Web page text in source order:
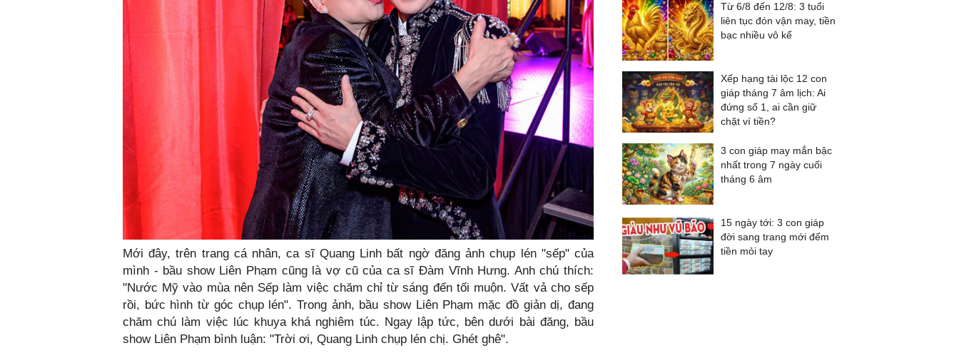
Mới đây, trên trang cá nhân, ca sĩ Quang Linh bất ngờ đăng ảnh chụp lén "sếp" của
mình - bầu show Liên Phạm cũng là vợ cũ của ca sĩ Đàm Vĩnh Hưng. Anh chú thích:
"Nước Mỹ vào mùa nên Sếp làm việc chăm chỉ từ sáng đến tối muộn. Vất vả cho sếp
rồi, bức hình từ góc chụp lén". Trong ảnh, bầu show Liên Phạm mặc đồ giản dị, đang
chăm chú làm việc lúc khuya khá nghiêm túc. Ngay lập tức, bên dưới bài đăng, bầu
show Liên Phạm bình luận: "Trời ơi, Quang Linh chụp lén chị. Ghét ghê".
Từ 6/8 đến 12/8: 3 tuổi
liên tục đón vận may, tiền
bạc nhiều vô kể
Xếp hạng tài lộc 12 con
giáp tháng 7 âm lịch: Ai
đứng số 1, ai cần giữ
chặt ví tiền?
3 con giáp may mắn bậc
nhất trong 7 ngày cuối
tháng 6 âm
15 ngày tới: 3 con giáp
đời sang trang mới đếm
tiền mỏi tay